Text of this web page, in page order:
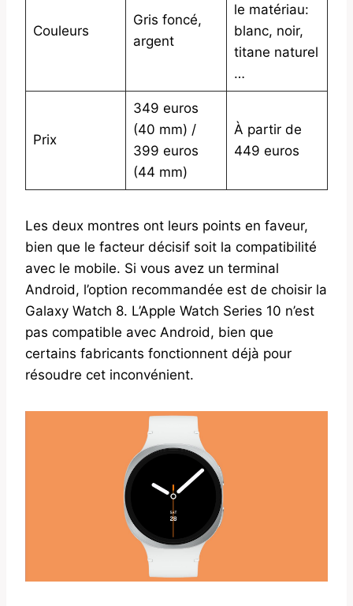
Couleurs
Gris foncé,
argent
le matériau:
blanc, noir,
titane naturel
…
Prix
349 euros
(40 mm) /
399 euros
(44 mm)
À partir de
449 euros
Les deux montres ont leurs points en faveur,
bien que le facteur décisif soit la compatibilité
avec le mobile. Si vous avez un terminal
Android, l’option recommandée est de choisir la
Galaxy Watch 8. L’Apple Watch Series 10 n’est
pas compatible avec Android, bien que
certains fabricants fonctionnent déjà pour
résoudre cet inconvénient.